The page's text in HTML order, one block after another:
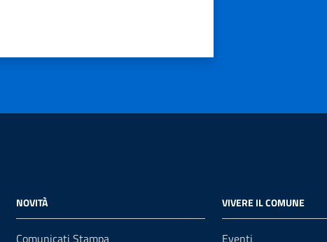
NOVITÀ
Comunicati Stampa
VIVERE IL COMUNE
Eventi